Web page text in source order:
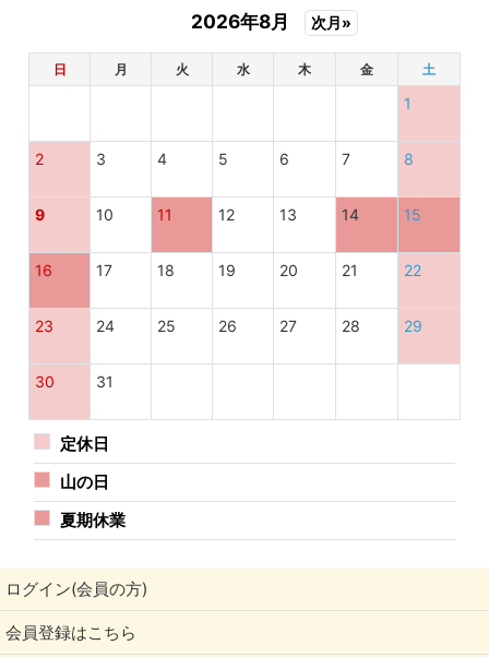
2026年8月 次月»
日 月 火 水 木 金 土
1
2 3 4 5 6 7 8
9 10 11 12 13 14 15
16 17 18 19 20 21 22
23 24 25 26 27 28 29
30 31
定休日
山の日
夏期休業
ログイン(会員の方)
会員登録はこちら